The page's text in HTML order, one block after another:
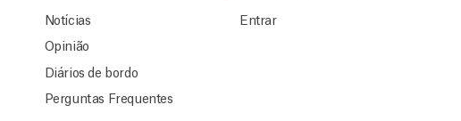
Notícias
Opinião
Diários de bordo
Perguntas Frequentes
Entrar